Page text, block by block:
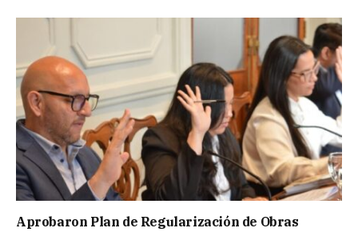
Aprobaron Plan de Regularización de Obras